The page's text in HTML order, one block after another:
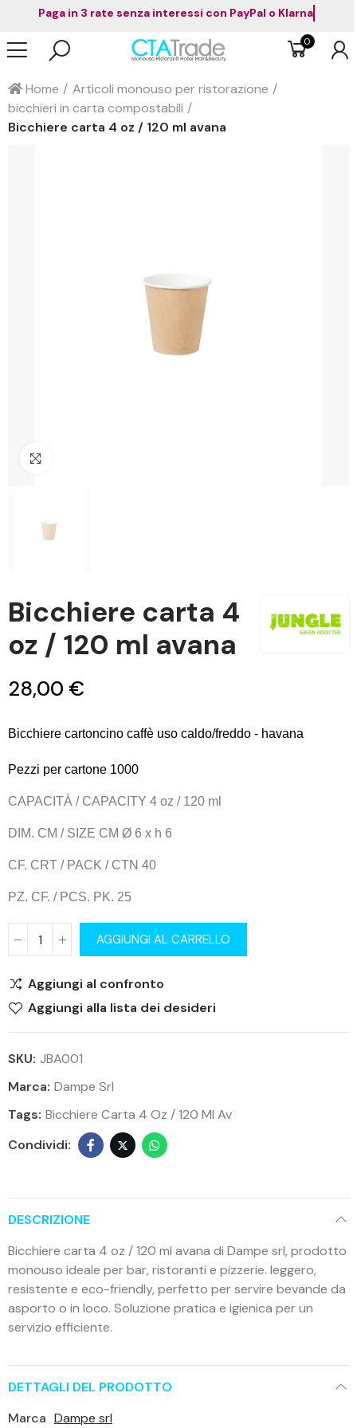
Paga in 3 rate senza interessi con PayPal o Klarna
0
Home
Articoli monouso per ristorazione
bicchieri in carta compostabili
Bicchiere carta 4 oz / 120 ml avana
Bicchiere carta 4
oz / 120 ml avana
28,00 €
Bicchiere cartoncino caffè uso caldo/freddo - havana
Pezzi per cartone 1000
CAPACITÀ / CAPACITY 4 oz / 120 ml
DIM. CM / SIZE CM Ø 6 x h 6
CF. CRT / PACK / CTN 40
PZ. CF. / PCS. PK. 25
AGGIUNGI AL CARRELLO
Aggiungi al confronto
Aggiungi alla lista dei desideri
SKU: JBA001
Marca: Dampe Srl
Tags: Bicchiere Carta 4 Oz / 120 Ml Av
DESCRIZIONE
Bicchiere carta 4 oz / 120 ml avana di Dampe srl, prodotto
monouso ideale per bar, ristoranti e pizzerie. leggero,
resistente e eco-friendly, perfetto per servire bevande da
asporto o in loco. Soluzione pratica e igienica per un
servizio efficiente.
DETTAGLI DEL PRODOTTO
Marca Dampe srl